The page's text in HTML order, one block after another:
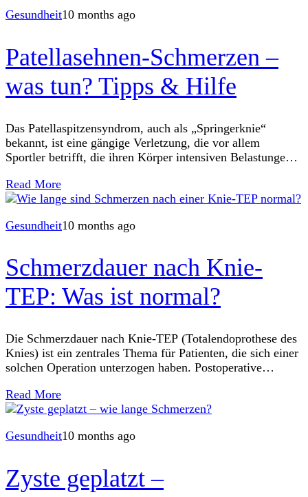
Gesundheit10 months ago
Patellasehnen-Schmerzen –
was tun? Tipps & Hilfe
Das Patellaspitzensyndrom, auch als „Springerknie“
bekannt, ist eine gängige Verletzung, die vor allem
Sportler betrifft, die ihren Körper intensiven Belastungen
häufig von Patellasehnen-Schmerzen betroffen.
Read More
Gesundheit10 months ago
Schmerzdauer nach Knie-
TEP: Was ist normal?
Die Schmerzdauer nach Knie-TEP (Totalendoprothese des
Knies) ist ein zentrales Thema für Patienten, die sich einer
solchen Operation unterzogen haben. Postoperative
zu
Read More
Gesundheit10 months ago
Zyste geplatzt –